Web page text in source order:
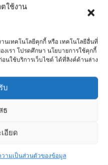
ใช้งาน
นเทคโนโลยีคุกกี้ หรือ เทคโนโลยีอื่นที่
เรา โปรดศึกษา นโยบายการใช้คุกกี้
นใช้บริการเว็บไซต์ ได้ที่ลิงค์ด้านล่าง
บ
ธ
อียด
ามเป็นส่วนตัวของข้อมูล
+ น้ำท่วม
ยาทหากเกิดเหตุ
นโดยประมาณ
ยต่อปี (โดย
ะมาณ)
คคีภัยพื้นฐาน)